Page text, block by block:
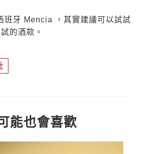
班牙 Mencia ，其實建議可以試試
的酒款。
能也會喜歡